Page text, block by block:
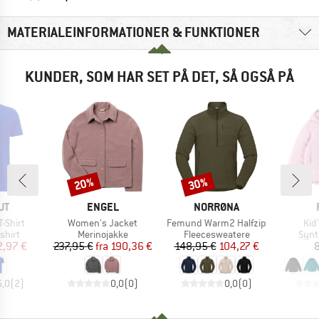
MATERIALEINFORMATIONER & FUNKTIONER
KUNDER, SOM HAR SET PÅ DET, SÅ OGSÅ PÅ
Shirt
pris
€
(2)
MÆRKE
ENGEL
Artikel
Women's Jacket
Produktgruppe
Merinojakke
Pris
237,95 € Nedsat pris
fra 190,36 €
0,0(0)
Rabat
20%
MÆRKE
NORRØNA
Artikel
Femund Warm2 Halfzip
Produktgruppe
Fleecesweatere
Pris
148,95 €Nedsat pris
104,27 €
0,0(0)
Rabat
30%